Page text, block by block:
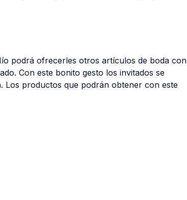
podrá ofrecerles otros artículos de boda con
Con este bonito gesto los invitados se
Los productos que podrán obtener con este